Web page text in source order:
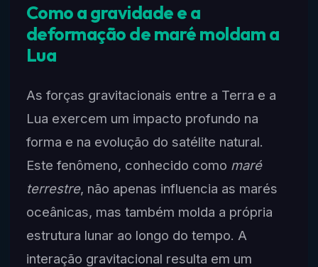
Como a gravidade e a
deformação de maré moldam a
Lua
As forças gravitacionais entre a Terra e a
Lua exercem um impacto profundo na
forma e na evolução do satélite natural.
Este fenômeno, conhecido como maré
terrestre, não apenas influencia as marés
oceânicas, mas também molda a própria
estrutura lunar ao longo do tempo. A
interação gravitacional resulta em um